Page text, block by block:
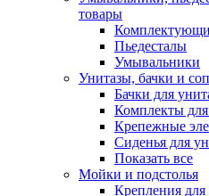
товары
Пьедесталы
Умывальники
Унитазы, бачки и
Бачки для
Комплекты
Крепежные
Сиденья для
Показать все
Мойки и подстолья
Крепления для